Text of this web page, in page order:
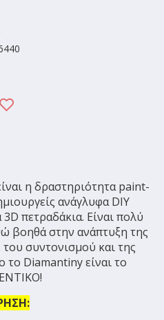
η δραστηριότητα paint-
ανάγλυφα DIY
πετραδάκια. Είναι πολύ
βοηθά στην ανάπτυξη της
του συντονισμού και της
Diamantiny είναι το